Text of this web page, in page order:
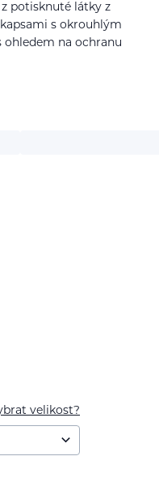
potisknuté látky z
s okrouhlým
ohledem na ochranu
velikost?